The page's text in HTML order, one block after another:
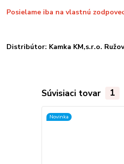
Posielame iba na vlastnú
Distribútor: Kamka KM,s.r.o.
Súvisiaci tovar 1
Novinka